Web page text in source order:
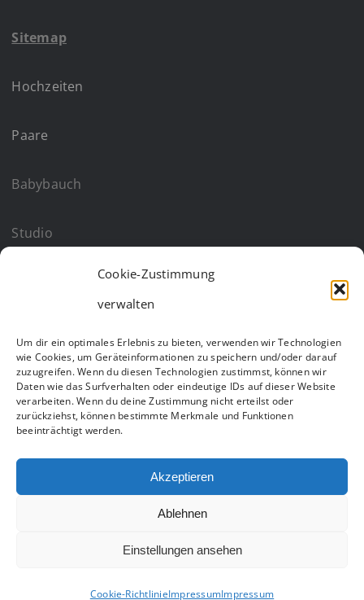
Cookie-Zustimmung
verwalten
Um dir ein optimales Erlebnis zu bieten, verwenden wir Technologien
wie Cookies, um Geräteinformationen zu speichern und/oder darauf
zuzugreifen. Wenn du diesen Technologien zustimmst, können wir
Daten wie das Surfverhalten oder eindeutige IDs auf dieser Website
verarbeiten. Wenn du deine Zustimmung nicht erteilst oder
zurückziehst, können bestimmte Merkmale und Funktionen
beeinträchtigt werden.
Akzeptieren
Ablehnen
Einstellungen ansehen
Cookie-RichtlinieImpressumImpressum
Sitemap
Hochzeiten
Paare
Babybauch
Studio
Datenschutz